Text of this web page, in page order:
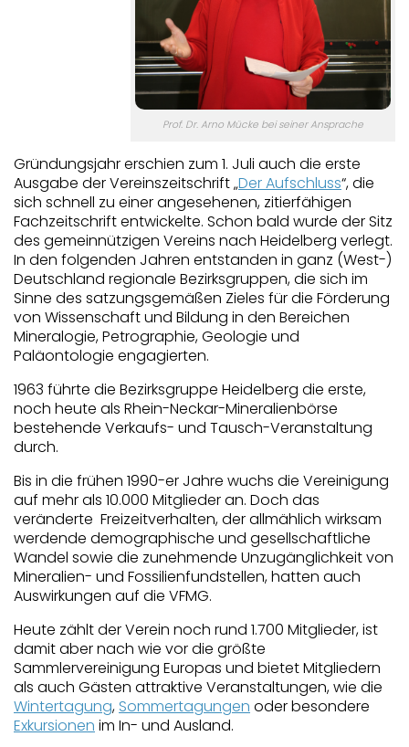
Prof. Dr. Arno Mücke bei seiner Ansprache
Gründungsjahr erschien zum 1. Juli auch die erste
Ausgabe der Vereinszeitschrift „Der Aufschluss“, die
sich schnell zu einer angesehenen, zitierfähigen
Fachzeitschrift entwickelte. Schon bald wurde der Sitz
des gemeinnützigen Vereins nach Heidelberg verlegt.
In den folgenden Jahren entstanden in ganz (West-)
Deutschland regionale Bezirksgruppen, die sich im
Sinne des satzungsgemäßen Zieles für die Förderung
von Wissenschaft und Bildung in den Bereichen
Mineralogie, Petrographie, Geologie und
Paläontologie engagierten.
1963 führte die Bezirksgruppe Heidelberg die erste,
noch heute als Rhein-Neckar-Mineralienbörse
bestehende Verkaufs- und Tausch-Veranstaltung
durch.
Bis in die frühen 1990-er Jahre wuchs die Vereinigung
auf mehr als 10.000 Mitglieder an. Doch das
veränderte Freizeitverhalten, der allmählich wirksam
werdende demographische und gesellschaftliche
Wandel sowie die zunehmende Unzugänglichkeit von
Mineralien- und Fossilienfundstellen, hatten auch
Auswirkungen auf die VFMG.
Heute zählt der Verein noch rund 1.700 Mitglieder, ist
damit aber nach wie vor die größte
Sammlervereinigung Europas und bietet Mitgliedern
als auch Gästen attraktive Veranstaltungen, wie die
Wintertagung, Sommertagungen oder besondere
Exkursionen im In- und Ausland.